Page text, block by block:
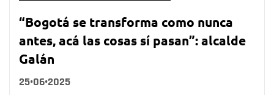
“Bogotá se transforma como nunca
antes, acá las cosas sí pasan”: alcalde
Galán
25•06•2025